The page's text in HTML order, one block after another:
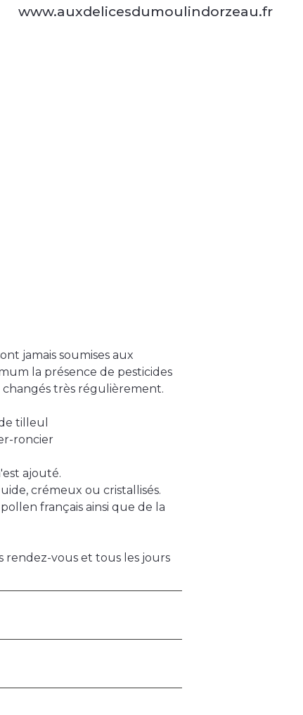
www.auxdelicesdumoulindorzeau.fr
jamais soumises aux
la présence de pesticides
changés très régulièrement.
tilleul
roncier
ajouté.
crémeux ou cristallisés.
français ainsi que de la
rendez-vous et tous les jours